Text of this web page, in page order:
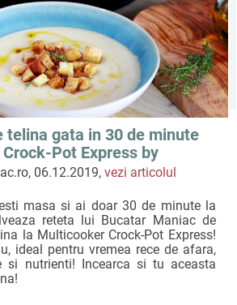
telina gata in 30 de minute
Pot Express by
06.12.2019,vezi articolul
masa si ai doar 30 de minute la
reteta lui Bucatar Maniac de
la Multicooker Crock-Pot Express!
ideal pentru vremea rece de afara,
si nutrienti! Incearca si tu aceasta